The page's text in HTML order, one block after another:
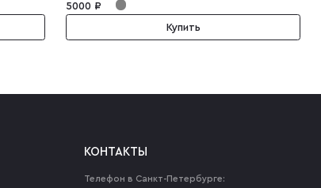
5000 ₽
Купить
КОНТАКТЫ
Телефон в Санкт-Петербурге: